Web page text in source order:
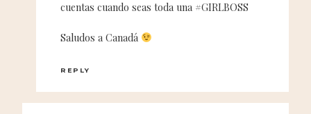
cuentas cuando seas toda una #GIRLBOSS
Saludos a Canadá
REPLY